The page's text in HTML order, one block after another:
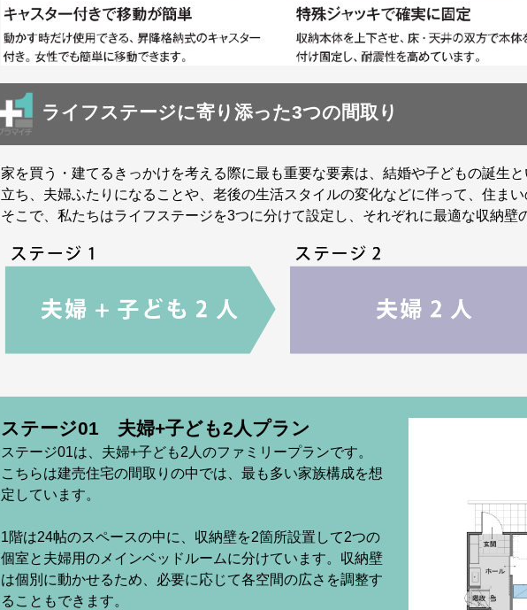
ライフステージに寄り添った3つの間取り
家を買う・建てるきっかけを考える際に最も重要な要素は、結婚や子どもの誕生
立ち、夫婦ふたりになることや、老後の生活スタイルの変化などに伴って、住ま
そこで、私たちはライフステージを3つに分けて設定し、それぞれに最適な収納壁
ステージ01 夫婦+子ども2人プラン
ステージ01は、夫婦+子ども2人のファミリープランです。
こちらは建売住宅の間取りの中では、最も多い家族構成を想
定しています。
1階は24帖のスペースの中に、収納壁を2箇所設置して2つの
個室と夫婦用のメインベッドルームに分けています。収納壁
は個別に動かせるため、必要に応じて各空間の広さを調整す
ることもできます。